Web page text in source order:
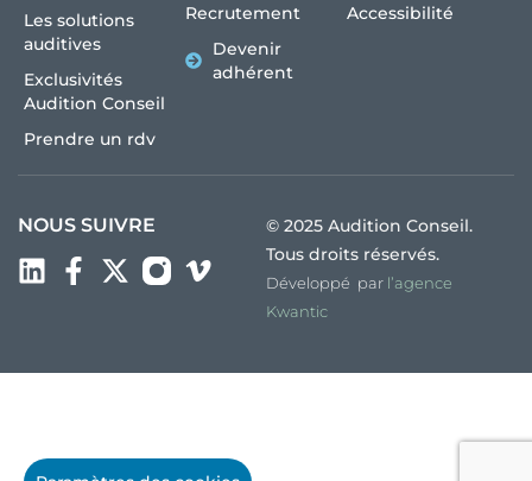
Les solutions
auditives
Exclusivités
Audition Conseil
Prendre un rdv
Recrutement
Devenir
adhérent
Accessibilité
NOUS SUIVRE
© 2025 Audition Conseil.
Tous droits réservés.
Développé par l’agence
Kwantic